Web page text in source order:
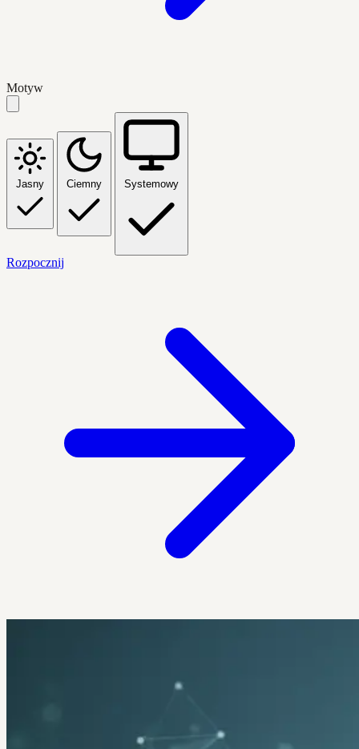
Motyw
Jasny Ciemny Systemowy
Rozpocznij